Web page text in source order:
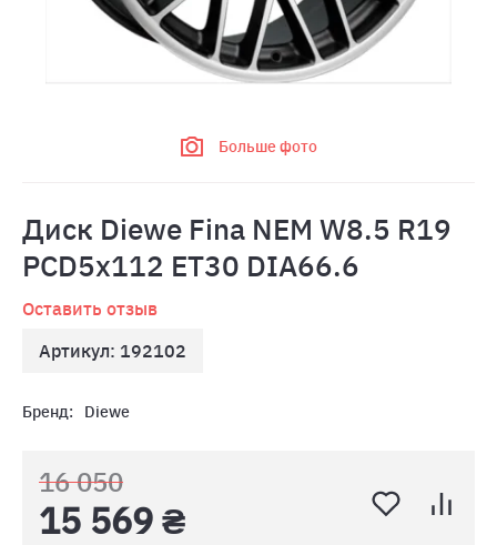
Больше фото
Диск Diewe Fina NEM W8.5 R19
PCD5x112 ET30 DIA66.6
Оставить отзыв
Артикул: 192102
Бренд: Diewe
16 050
15 569 ₴